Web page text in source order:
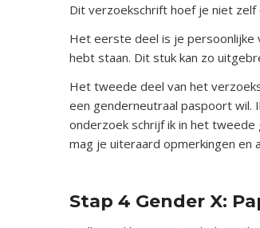
Dit verzoekschrift hoef je niet
Het eerste deel is je persoonlijke
hebt staan. Dit stuk kan zo
Het tweede deel van het
een genderneutraal paspoort wil.
onderzoek schrijf ik in het
mag je uiteraard opmerkingen en
Stap 4 Gender X: